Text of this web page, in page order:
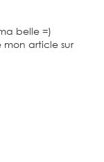
belle =)
article sur